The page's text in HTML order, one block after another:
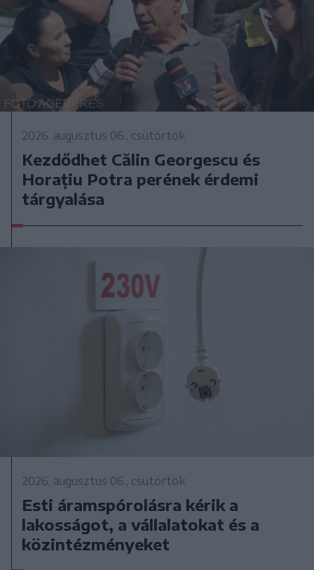
2026. augusztus 06., csütörtök
Kezdődhet Călin Georgescu és
Horațiu Potra perének érdemi
tárgyalása
2026. augusztus 06., csütörtök
Esti áramspórolásra kérik a
lakosságot, a vállalatokat és a
közintézményeket